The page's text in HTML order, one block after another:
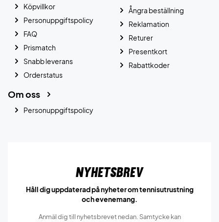
Köpvillkor
Personuppgiftspolicy
FAQ
Prismatch
Snabb leverans
Orderstatus
Ångra beställning
Reklamation
Returer
Presentkort
Rabattkoder
Om oss
Personuppgiftspolicy
Nyhetsbrev
Håll dig uppdaterad på nyheter om tennisutrustning
och evenemang.
Anmäl dig till nyhetsbrevet nedan. Samtycke kan